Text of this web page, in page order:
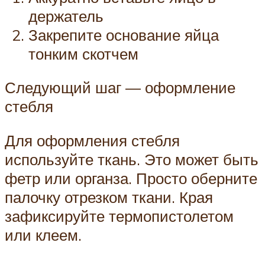
держатель
Закрепите основание яйца
тонким скотчем
Следующий шаг — оформление
стебля
Для оформления стебля
используйте ткань. Это может быть
фетр или органза. Просто оберните
палочку отрезком ткани. Края
зафиксируйте термопистолетом
или клеем.